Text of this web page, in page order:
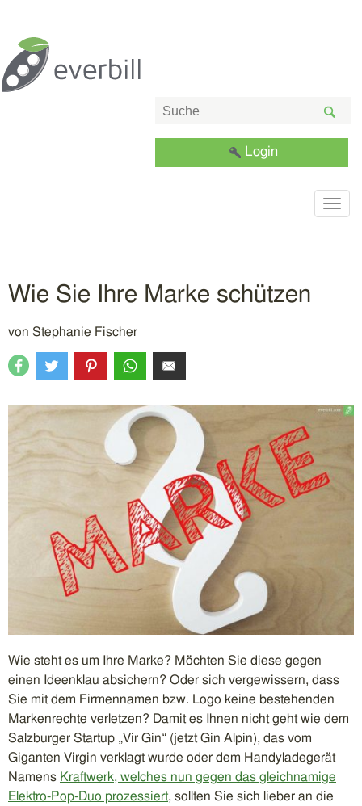
Login
Wie Sie Ihre Marke schützen
von Stephanie Fischer
Wie steht es um Ihre Marke? Möchten Sie diese gegen
einen Ideenklau absichern? Oder sich vergewissern, dass
Sie mit dem Firmennamen bzw. Logo keine bestehenden
Markenrechte verletzen? Damit es Ihnen nicht geht wie dem
Salzburger Startup „Vir Gin“ (jetzt Gin Alpin), das vom
Giganten Virgin verklagt wurde oder dem Handyladegerät
Namens Kraftwerk, welches nun gegen das gleichnamige
Elektro-Pop-Duo prozessiert, sollten Sie sich lieber an die